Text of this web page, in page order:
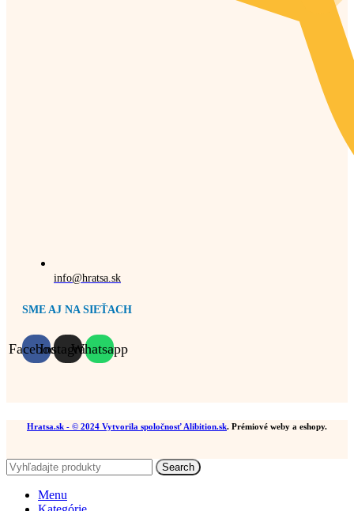
info@hratsa.sk
SME AJ NA SIEŤACH
FacebookInstagramWhatsapp
Hratsa.sk - © 2024 Vytvorila spoločnosť Alibition.sk. Prémiové weby a eshopy.
Search
Menu